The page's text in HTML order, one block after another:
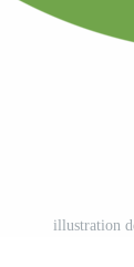
illustration